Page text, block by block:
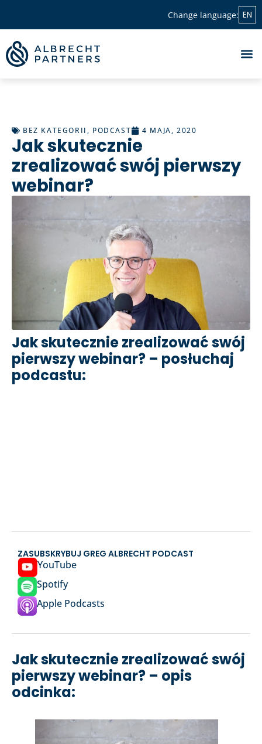
Change language: EN
BEZ KATEGORII , PODCAST 4 MAJA, 2020
Jak skutecznie
zrealizować swój pierwszy
webinar?
Jak skutecznie zrealizować swój
pierwszy webinar? – posłuchaj
podcastu:
ZASUBSKRYBUJ GREG ALBRECHT PODCAST
YouTube
Spotify
Apple Podcasts
Jak skutecznie zrealizować swój
pierwszy webinar? – opis
odcinka: